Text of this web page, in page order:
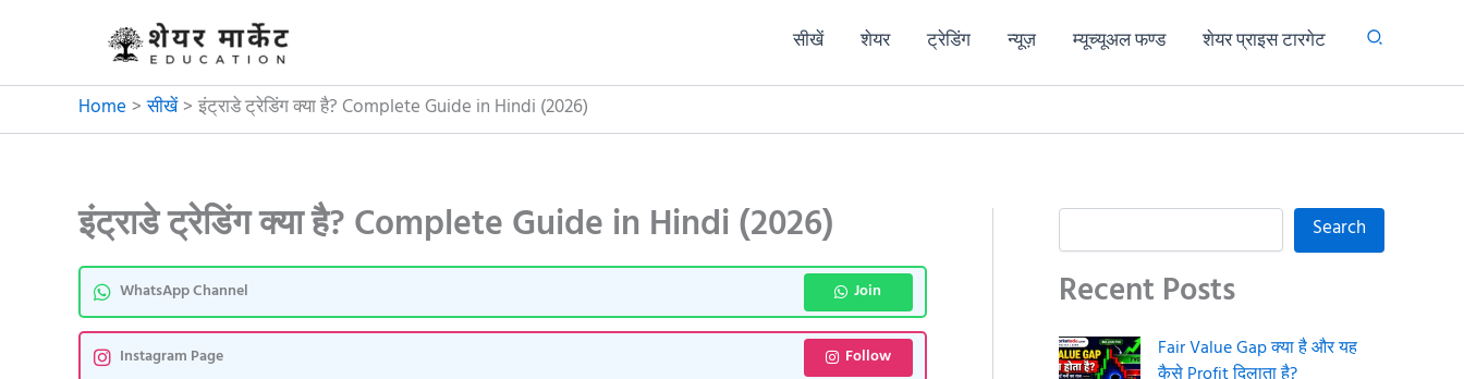
सीखें शेयर ट्रेडिंग न्यूज़ म्यूच्यूअल फण्ड
शेयर प्राइस टारगेट
Home
सीखें इंट्राडे ट्रेडिंग क्या है? Complete Guide in Hindi (2026)
इंट्राडे ट्रेडिंग क्या है? Complete Guide in Hindi (2026)
WhatsApp Channel Join
Instagram Page Follow
S
a
r
c
Search
Recent Posts
Fair Value Gap क्या है और यह